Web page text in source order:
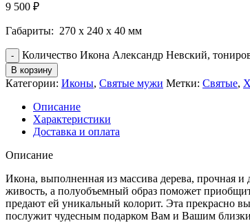
9 500 ₽
Габариты: 270 х 240 х 40 мм
Количество Икона Александр Невский,
В корзину
Категории: Иконы, Святые мужи Метки: Святые,
Описание
Характеристики
Доставка и оплата
Описание
Икона, выполненная из массива дерева, прочная и
живость, а полуобъемный образ поможет
предают ей уникальный колорит. Эта прекрасно
послужит чудесным подарком Вам и Вашим